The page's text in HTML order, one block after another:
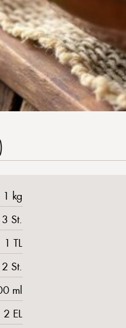
1 kg
3 St.
1 TL
2 St.
ml
2 EL